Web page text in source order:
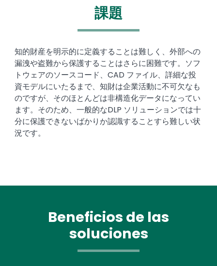
課題
Text
知的財産を明示的に定義することは難しく、外部への
漏洩や盗難から保護することはさらに困難です。ソフ
トウェアのソースコード、CAD ファイル、詳細な投
資モデルにいたるまで、知財は企業活動に不可欠なも
のですが、そのほとんどは非構造化データになってい
ます。そのため、一般的なDLP ソリューションでは十
分に保護できないばかりか認識することすら難しい状
況です。
Beneficios de las
soluciones